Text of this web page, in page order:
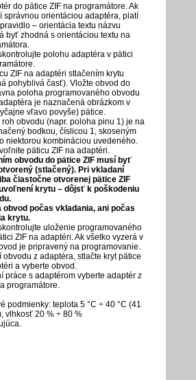
do pätice ZIF na programátore. Ak
správnou orientáciou adaptéra, platí
– orientácia textu názvu
byť zhodná s orientáciou textu na
polohu adaptéra v pätici
ZIF na adaptéri stlačením krytu
pohyblivá časť). Vložte obvod do
poloha programovaného obvodu
je naznačená obrázkom v
vľavo povyše) pätice.
roh obvodu (napr. poloha pinu 1) je na
bodkou, číslicou 1, skoseným
niektorou kombináciou uvedeného.
päticu ZIF na adaptéri.
obvodu do pätice ZIF musí byť
(stlačený). Pri vkladaní
čiastočne otvorenej pätice ZIF
krytu – dôjsť k poškodeniu
obvod počas vkladania, ani počas
krytu.
uloženie programovaného
ZIF na adaptéri. Ak všetko vyzerá v
je pripravený na programovanie.
obvodu z adaptéra, stlačte kryt pätice
a vyberte obvod.
práce s adaptérom vyberte adaptér z
programátore.
podmienky: teplota 5 °C ÷ 40 °C (41
vlhkosť 20 % ÷ 80 %